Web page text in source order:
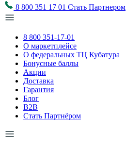
8 800 351 17 01 Стать Партнером
8 800 351-17-01
О маркетплейсе
О федеральных ТЦ Кубатура
Бонусные баллы
Акции
Доставка
Гарантия
Блог
B2B
Стать Партнёром